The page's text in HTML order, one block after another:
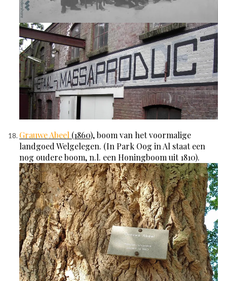
Grauwe Abeel (1860), boom van het voormalige
landgoed Welgelegen. (In Park Oog in Al staat een
nog oudere boom, n.l. een Honingboom uit 1810).